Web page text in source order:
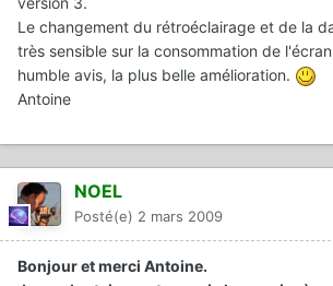
Le changement du rétroéclairage et de la
très sensible sur la consommation de
humble avis, la plus belle amélioration.
Antoine
NOEL
Posté(e) 2 mars 2009
Bonjour et merci Antoine.